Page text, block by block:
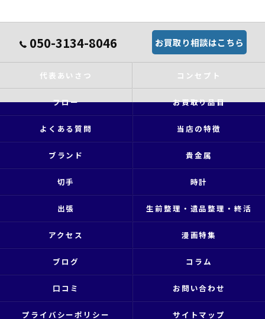
050-3134-8046 お買取り相談はこちら
代表あいさつ コンセプト
フロー お買取り品目
よくある質問 当店の特徴
ブランド 貴金属
切手 時計
出張 生前整理・遺品整理・終活
アクセス 漫画特集
ブログ コラム
口コミ お問い合わせ
プライバシーポリシー サイトマップ